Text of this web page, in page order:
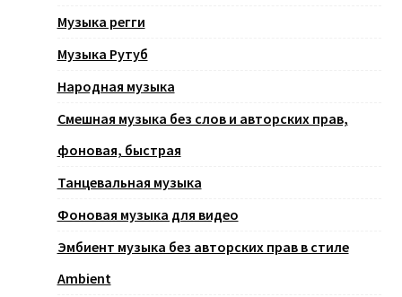
Музыка регги
Музыка Рутуб
Народная музыка
Смешная музыка без слов и авторских прав,
фоновая, быстрая
Танцевальная музыка
Фоновая музыка для видео
Эмбиент музыка без авторских прав в стиле
Ambient